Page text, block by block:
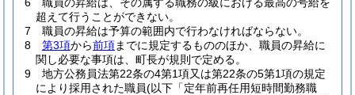
超えて行うことができない。
7
職員の昇給は予算の範囲内で行わなければならない。
8
第3項から前項までに規定するもののほか、職員の昇給に
関し必要な事項は、町長が規則で定める。
9
地方公務員法第22条の4第1項又は第22条の5第1項の規定
により採用された職員(以下「定年前再任用短時間勤務職